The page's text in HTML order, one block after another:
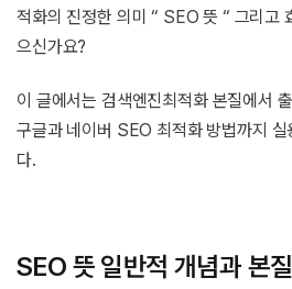
적화의 진정한 의미 “ SEO 뜻 “ 그리고
으신가요?
이 글에서는 검색엔진최적화 본질에서
구글과 네이버 SEO 최적화 방법까지 실
다.
SEO 뜻 일반적 개념과 본